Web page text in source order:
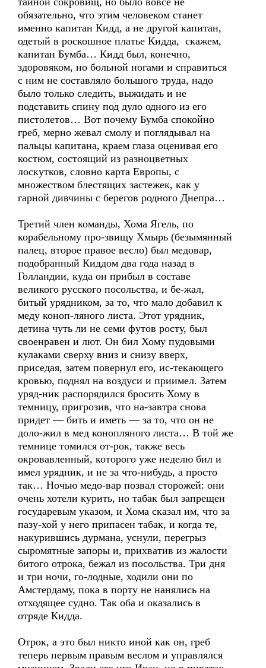
обязательно, что этим человеком станет
именно капитан Кидд, а не другой капитан,
одетый в роскошное платье Кидда, скажем,
капитан Бумба… Кидд был, конечно,
здоровяком, но больной ногами и справиться
с ним не составляло большого труда, надо
было только следить, выжидать и не
подставить спину под дуло одного из его
пистолетов… Вот почему Бумба спокойно
греб, мерно жевал смолу и поглядывал на
пальцы капитана, краем глаза оценивая его
костюм, состоящий из разноцветных
лоскутков, словно карта Европы, с
множеством блестящих застежек, как у
гарной дивчины с берегов родного Днепра…
Третий член команды, Хома Ягель, по
корабельному про-звищу Хмырь (безымянный
палец, второе правое весло) был медовар,
подобранный Киддом два года назад в
Голландии, куда он прибыл в составе
великого русского посольства, и бе-жал,
битый урядником, за то, что мало добавил к
меду коноп-ляного листа. Этот урядник,
детина чуть ли не семи футов росту, был
своенравен и лют. Он бил Хому пудовыми
кулаками сверху вниз и снизу вверх,
приседая, затем повернул его, ис-текающего
кровью, поднял на воздуси и приимел. Затем
уряд-ник распорядился бросить Хому в
темницу, пригрозив, что на-завтра снова
придет — бить и иметь — за то, что он не
доло-жил в мед конопляного листа… В той же
темнице томился от-рок, также весь
окровавленный, которого уже неделю бил и
имел урядник, и не за что-нибудь, а просто
так… Ночью медо-вар позвал сторожей: они
очень хотели курить, но табак был запрещен
государевым указом, и Хома сказал им, что за
пазу-хой у него припасен табак, и когда те,
накурившись дурмана, уснули, перегрыз
сыромятные запоры и, прихватив из жалости
битого отрока, бежал из посольства. Три дня
и три ночи, го-лодные, ходили они по
Амстердаму, пока в порту не нанялись на
отходящее судно. Так оба и оказались в
отряде Кидда.
Отрок, а это был никто иной как он, греб
теперь первым правым веслом и управлялся